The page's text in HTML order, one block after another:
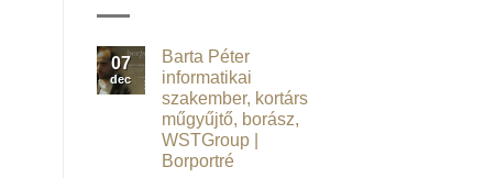
07
dec
Barta Péter
informatikai
szakember, kortárs
műgyűjtő, borász,
WSTGroup |
Borportré